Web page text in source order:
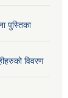
पुस्तिका
विवरण